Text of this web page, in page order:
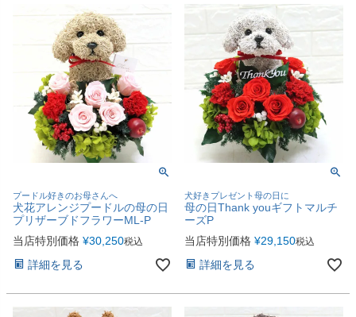
プードル好きのお母さんへ
犬花アレンジプードルの母の日
プリザーブドフラワーML-P
当店特別価格 ¥30,250税込
詳細を見る
犬好きプレゼント母の日に
母の日Thank youギフトマルチ
ーズP
当店特別価格 ¥29,150税込
詳細を見る